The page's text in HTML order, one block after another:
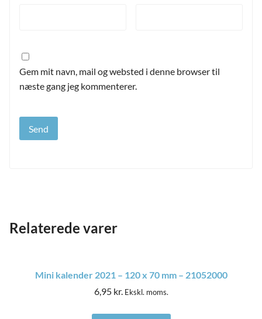
Gem mit navn, mail og websted i denne browser til
næste gang jeg kommenterer.
Relaterede varer
Mini kalender 2021 – 120 x 70 mm – 21052000
6,95 kr. Ekskl. moms.